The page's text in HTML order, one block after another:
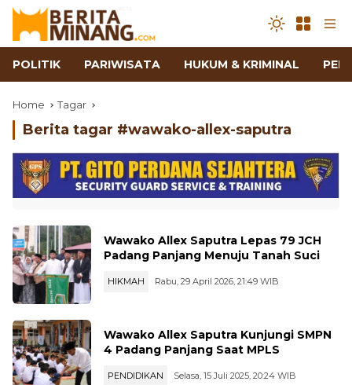
POLITIK PARIWISATA HUKUM & KRIMINAL
Home Tagar
Berita tagar #wawako-allex-saputra
Wawako Allex Saputra Lepas 79 JCH
Padang Panjang Menuju Tanah Suci
HIKMAH Rabu, 29 April 2026, 21:49 WIB
Wawako Allex Saputra Kunjungi SMPN
4 Padang Panjang Saat MPLS
PENDIDIKAN Selasa, 15 Juli 2025, 20:24 WIB